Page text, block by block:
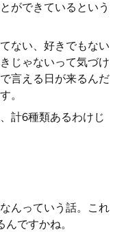
ができているという
ない、好きでもない
じゃないって気づけ
言える日が来るんだ
。
計6種類あるわけじ
んっていう話。これ
ですかね。